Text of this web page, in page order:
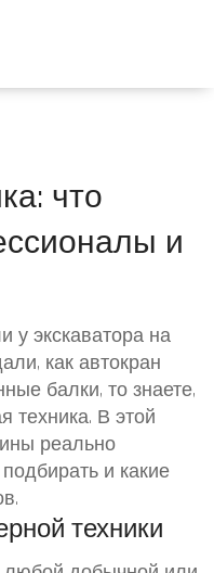
что
и
у экскаватора на
как автокран
балки, то знаете,
техника. В этой
реально
и какие
техники